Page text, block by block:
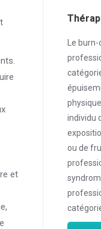
et
Le
individu
ou de